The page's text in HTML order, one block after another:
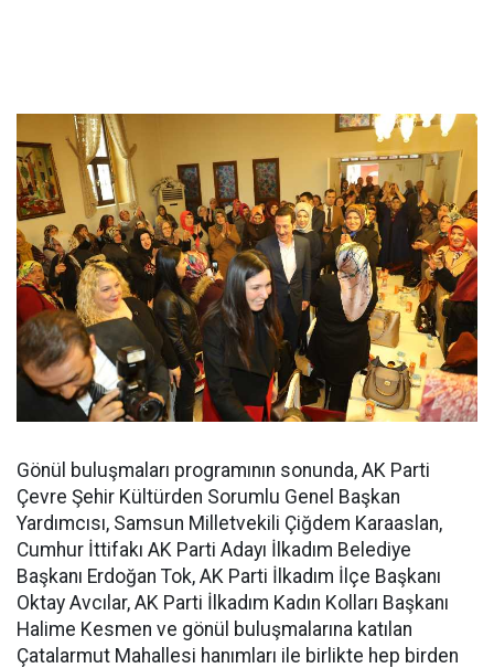
Gönül buluşmaları programının sonunda, AK Parti
Çevre Şehir Kültürden Sorumlu Genel Başkan
Yardımcısı, Samsun Milletvekili Çiğdem Karaaslan,
Cumhur İttifakı AK Parti Adayı İlkadım Belediye
Başkanı Erdoğan Tok, AK Parti İlkadım İlçe Başkanı
Oktay Avcılar, AK Parti İlkadım Kadın Kolları Başkanı
Halime Kesmen ve gönül buluşmalarına katılan
Çatalarmut Mahallesi hanımları ile birlikte hep birden